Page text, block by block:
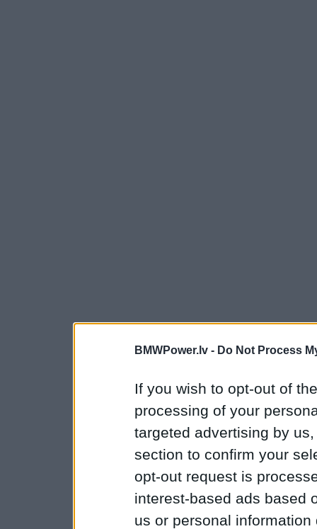
BMWPower.lv - Do Not Process
If you wish to opt-out of
processing of your
targeted advertising by
section to confirm your
opt-out request is
interest-based ads based
us or personal